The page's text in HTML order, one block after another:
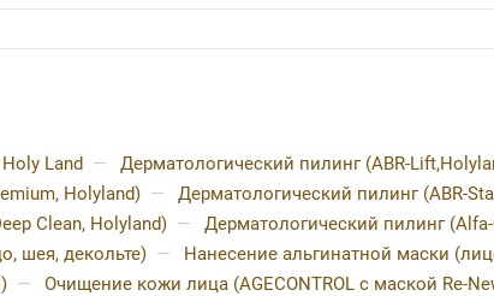
Land — Дерматологический пилинг (ABR-
Holyland) — Дерматологический пилинг (ABR-
Clean, Holyland) — Дерматологический пилинг
шея, декольте) — Нанесение альгинатной маски
— Очищение кожи лица (AGECONTROL с маской Re-